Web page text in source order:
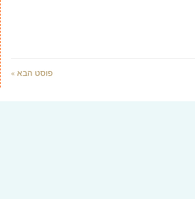
פוסט הבא »